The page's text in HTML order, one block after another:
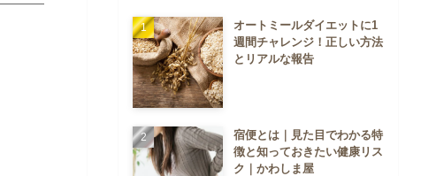
オートミールダイエットに1
週間チャレンジ！正しい方法
とリアルな報告
宿便とは｜見た目でわかる特
徴と知っておきたい健康リス
ク｜かわしま屋